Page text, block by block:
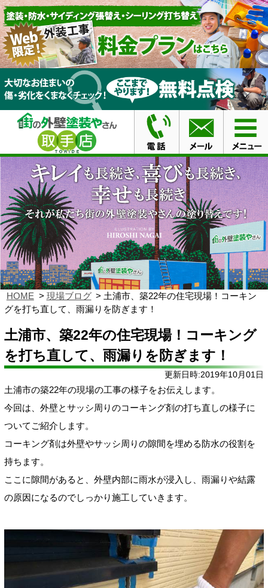
HOME 現場ブログ
土浦市、築22年の住宅現場！コーキン
グを打ち直して、雨漏りを防ぎます！
土浦市、築22年の住宅現場！コーキング
を打ち直して、雨漏りを防ぎます！
更新日時:2019年10月01日
土浦市の築22年の現場の工事の様子をお伝えします。
今回は、外壁とサッシ周りのコーキング剤の打ち直しの様子に
ついてご紹介します。
コーキング剤は外壁やサッシ周りの隙間を埋める防水の役割を
持ちます。
ここに隙間があると、外壁内部に雨水が浸入し、雨漏りや結露
の原因になるのでしっかり施工していきます。